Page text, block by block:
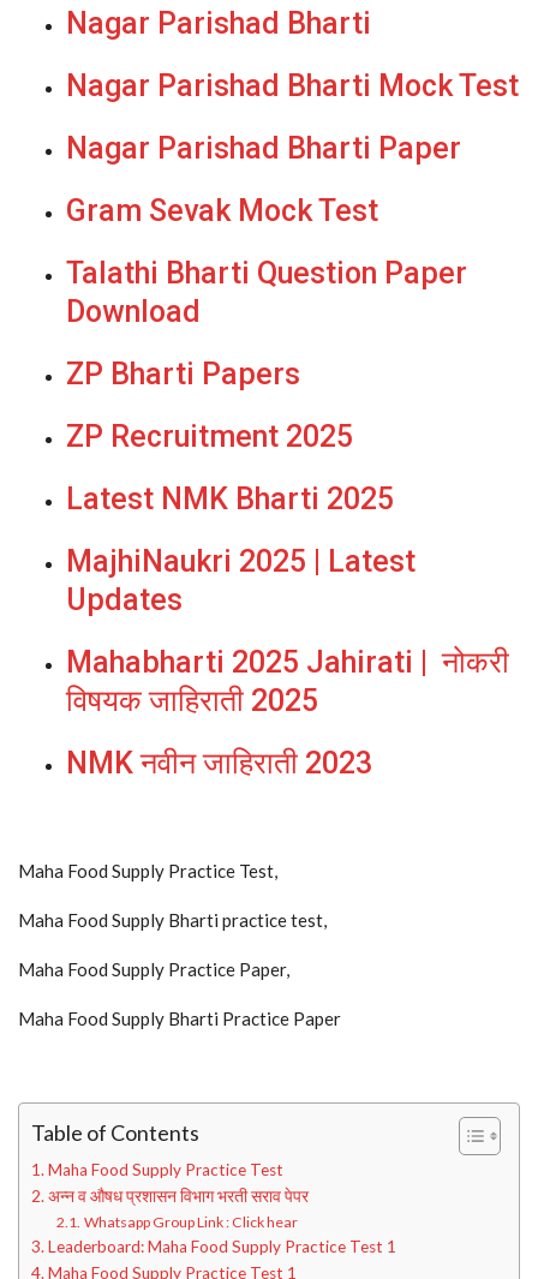
Nagar Parishad Bharti
Nagar Parishad Bharti Mock Test
Nagar Parishad Bharti Paper
Gram Sevak Mock Test
Talathi Bharti Question Paper
Download
ZP Bharti Papers
ZP Recruitment 2025
Latest NMK Bharti 2025
MajhiNaukri 2025 | Latest
Updates
Mahabharti 2025 Jahirati | नोकरी
विषयक जाहिराती 2025
NMK नवीन जाहिराती 2023
Maha Food Supply Practice Test,
Maha Food Supply Bharti practice test,
Maha Food Supply Practice Paper,
Maha Food Supply Bharti Practice Paper
Table of Contents
Maha Food Supply Practice Test
अन्न व औषध प्रशासन विभाग भरती सराव पेपर
Whatsapp Group Link : Click hear
Leaderboard: Maha Food Supply Practice Test 1
Maha Food Supply Practice Test 1